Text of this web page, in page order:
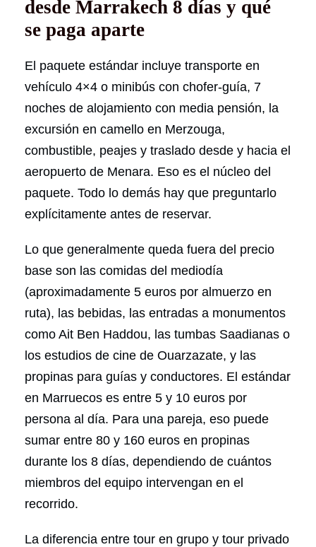
desde Marrakech 8 días y qué
se paga aparte
El paquete estándar incluye transporte en
vehículo 4×4 o minibús con chofer-guía, 7
noches de alojamiento con media pensión, la
excursión en camello en Merzouga,
combustible, peajes y traslado desde y hacia el
aeropuerto de Menara. Eso es el núcleo del
paquete. Todo lo demás hay que preguntarlo
explícitamente antes de reservar.
Lo que generalmente queda fuera del precio
base son las comidas del mediodía
(aproximadamente 5 euros por almuerzo en
ruta), las bebidas, las entradas a monumentos
como Ait Ben Haddou, las tumbas Saadianas o
los estudios de cine de Ouarzazate, y las
propinas para guías y conductores. El estándar
en Marruecos es entre 5 y 10 euros por
persona al día. Para una pareja, eso puede
sumar entre 80 y 160 euros en propinas
durante los 8 días, dependiendo de cuántos
miembros del equipo intervengan en el
recorrido.
La diferencia entre tour en grupo y tour privado